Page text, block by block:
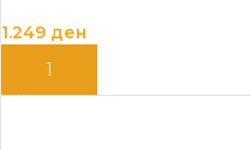
1.249 ден
ДОДАЈ ВО КОШНИЦА